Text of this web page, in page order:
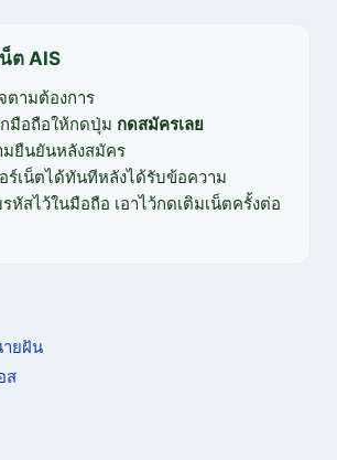
ต AIS
ตามต้องการ
มือถือให้กดปุ่ม กดสมัครเลย
มยืนยันหลังสมัคร
ร์เน็ตได้ทันทีหลังได้รับข้อความ
หัสไว้ในมือถือ เอาไว้กดเติมเน็ตครั้งต่อ
ยฝัน
ส